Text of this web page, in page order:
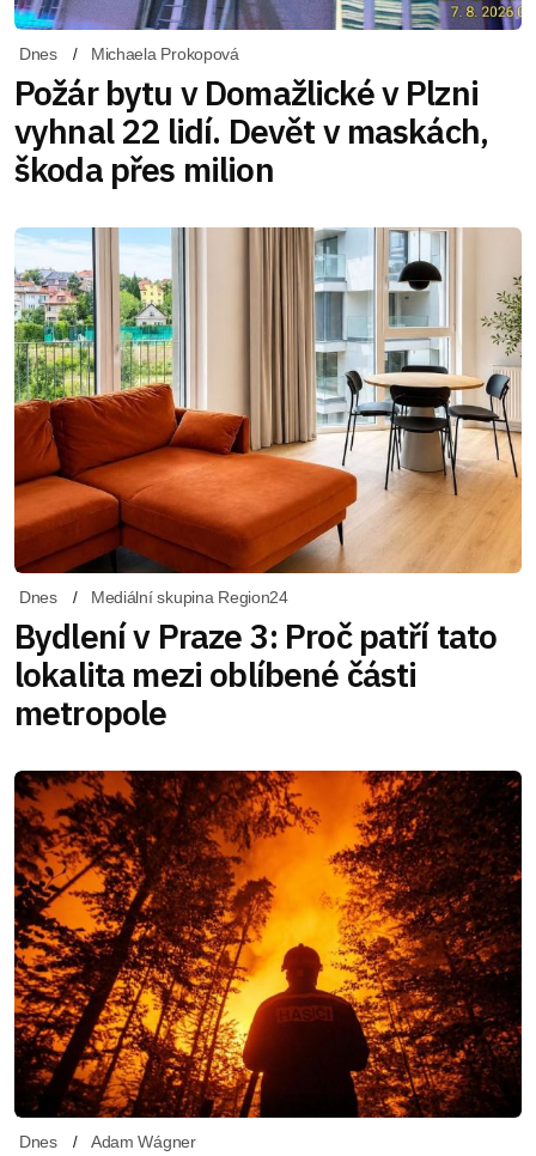
Dnes Michaela Prokopová
Požár bytu v Domažlické v Plzni
vyhnal 22 lidí. Devět v maskách,
škoda přes milion
Dnes Mediální skupina Region24
Bydlení v Praze 3: Proč patří tato
lokalita mezi oblíbené části
metropole
Dnes Adam Wágner